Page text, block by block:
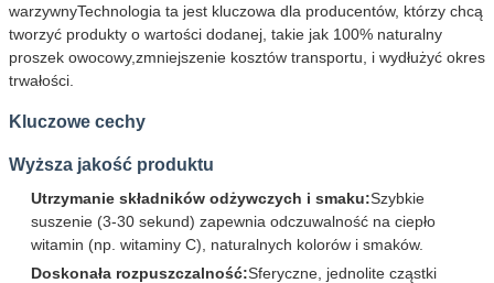
warzywnyTechnologia ta jest kluczowa dla producentów, którzy chcą
tworzyć produkty o wartości dodanej, takie jak 100% naturalny
proszek owocowy,zmniejszenie kosztów transportu, i wydłużyć okres
trwałości.
Kluczowe cechy
Wyższa jakość produktu
Utrzymanie składników odżywczych i smaku:Szybkie
suszenie (3-30 sekund) zapewnia odczuwalność na ciepło
witamin (np. witaminy C), naturalnych kolorów i smaków.
Doskonała rozpuszczalność:Sferyczne, jednolite cząstki